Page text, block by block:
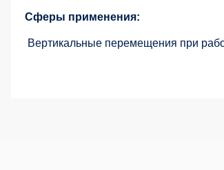
Сферы применения:
Вертикальные перемещения при